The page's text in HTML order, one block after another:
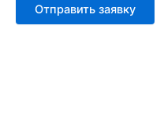
Отправить заявку